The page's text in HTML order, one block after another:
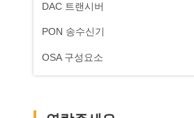
DAC 트랜시버
PON 송수신기
OSA 구성요소